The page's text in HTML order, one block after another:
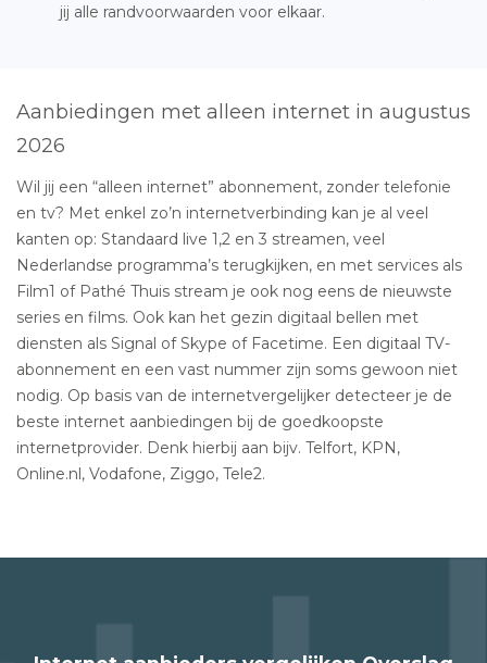
jij alle randvoorwaarden voor elkaar.
Aanbiedingen met alleen internet in augustus
2026
Wil jij een “alleen internet” abonnement, zonder telefonie
en tv? Met enkel zo’n internetverbinding kan je al veel
kanten op: Standaard live 1,2 en 3 streamen, veel
Nederlandse programma’s terugkijken, en met services als
Film1 of Pathé Thuis stream je ook nog eens de nieuwste
series en films. Ook kan het gezin digitaal bellen met
diensten als Signal of Skype of Facetime. Een digitaal TV-
abonnement en een vast nummer zijn soms gewoon niet
nodig. Op basis van de internetvergelijker detecteer je de
beste internet aanbiedingen bij de goedkoopste
internetprovider. Denk hierbij aan bijv. Telfort, KPN,
Online.nl, Vodafone, Ziggo, Tele2.